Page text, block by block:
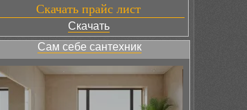
Скачать прайс лист
Скачать
Сам себе сантехник